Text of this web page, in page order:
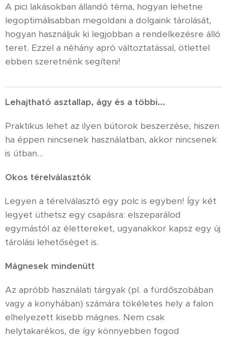
A pici lakásokban állandó téma, hogyan lehetne
legoptimálisabban megoldani a dolgaink tárolását,
hogyan használjuk ki legjobban a rendelkezésre álló
teret. Ezzel a néhány apró változtatással, ötlettel
ebben szeretnénk segíteni!
Lehajtható asztallap, ágy és a többi...
Praktikus lehet az ilyen bútorok beszerzése, hiszen
ha éppen nincsenek használatban, akkor nincsenek
is útban...
Okos térelválasztók
Legyen a térelválasztó egy polc is egyben! Így két
legyet üthetsz egy csapásra: elszeparálod
egymástól az élettereket, ugyanakkor kapsz egy új
tárolási lehetőséget is.
Mágnesek mindenütt
Az apróbb használati tárgyak (pl. a fürdőszobában
vagy a konyhában) számára tökéletes hely a falon
elhelyezett kisebb mágnes. Nem csak
helytakarékos, de így könnyebben fogod